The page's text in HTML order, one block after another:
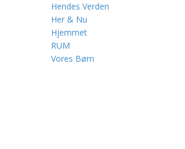
Hendes Verden
Her & Nu
Hjemmet
RUM
Vores Børn